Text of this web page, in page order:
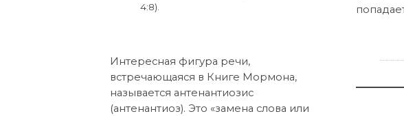
4:8).
Интересная фигура речи,
встречающаяся в Книге Мормона,
называется антенантиозис
(антенантиоз). Это «замена слова или